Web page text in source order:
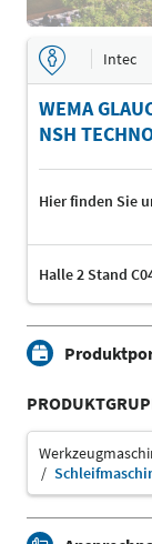
Intec
WEMA
NSH
Hier finden Sie
Halle 2 Stand